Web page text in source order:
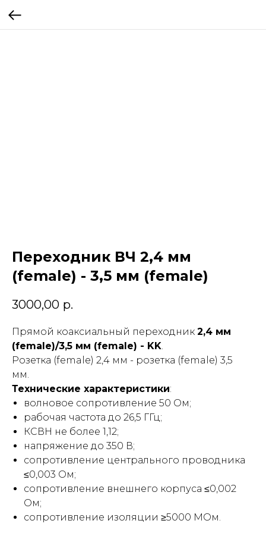
Переходник ВЧ 2,4 мм
(female) - 3,5 мм (female)
3000,00 р.
Прямой коаксиальный переходник 2,4 мм
(female)/3,5 мм (female) - KK.
Розетка (female) 2,4 мм - розетка (female) 3,5
мм.
Технические характеристики:
волновое сопротивление 50 Ом;
рабочая частота до 26,5 ГГц;
КСВН не более 1,12;
напряжение до 350 В;
сопротивление центрального проводника
≤0,003 Ом;
сопротивление внешнего корпуса ≤0,002
Ом;
сопротивление изоляции ≥5000 МОм.